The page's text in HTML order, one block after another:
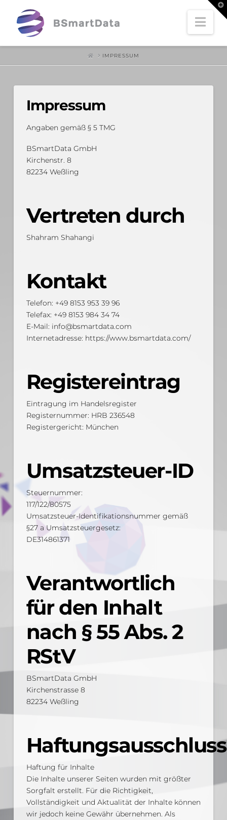
HOMEIMPRESSUM
Impressum
Angaben gemäß § 5 TMG
BSmartData GmbH
Kirchenstr. 8
82234 Weßling
Vertreten durch
Shahram Shahangi
Kontakt
Telefon: +49 8153 953 39 96
Telefax: +49 8153 984 34 74
E-Mail: info@bsmartdata.com
Internetadresse: https://www.bsmartdata.com/
Registereintrag
Eintragung im Handelsregister
Registernummer: HRB 236548
Registergericht: München
Umsatzsteuer-ID
Steuernummer:
117/122/80575
Umsatzsteuer-Identifikationsnummer gemäß
§27 a Umsatzsteuergesetz:
DE314861371
Verantwortlich
für den Inhalt
nach § 55 Abs. 2
RStV
BSmartData GmbH
Kirchenstrasse 8
82234 Weßling
Haftungsausschluss
Haftung für Inhalte
Die Inhalte unserer Seiten wurden mit größter
Sorgfalt erstellt. Für die Richtigkeit,
Vollständigkeit und Aktualität der Inhalte können
wir jedoch keine Gewähr übernehmen. Als